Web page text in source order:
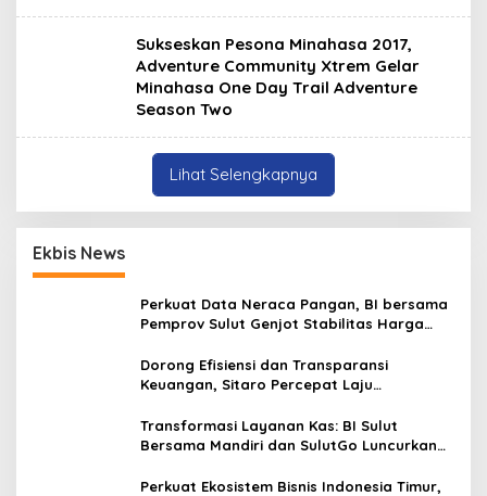
Sukseskan Pesona Minahasa 2017,
Adventure Community Xtrem Gelar
Minahasa One Day Trail Adventure
Season Two
Lihat Selengkapnya
Ekbis News
Perkuat Data Neraca Pangan, BI bersama
Pemprov Sulut Genjot Stabilitas Harga
Dorong Efisiensi dan Transparansi
Keuangan, Sitaro Percepat Laju
Transformasi Layanan Kas: BI Sulut
Bersama Mandiri dan SulutGo Luncurkan
Kepulauan
Perkuat Ekosistem Bisnis Indonesia Timur,